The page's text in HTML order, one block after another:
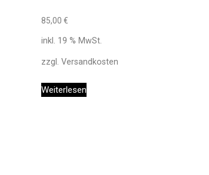
85,00 €
inkl. 19 % MwSt.
zzgl. Versandkosten
Weiterlesen